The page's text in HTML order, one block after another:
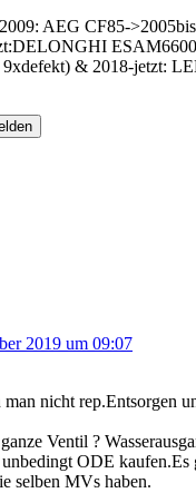
AEG CF85-
ESAM6600
9xdefekt) & 2018-jetzt:
2019 um 09:07
nicht rep.Entsorgen
Ventil ?
ODE kaufen.Es
selben MVs haben.